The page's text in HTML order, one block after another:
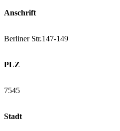
Anschrift
Berliner Str.147-149
PLZ
7545
Stadt